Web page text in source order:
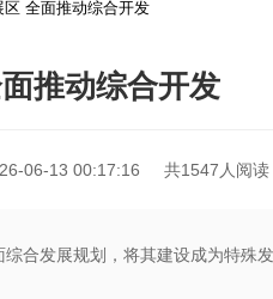
全面推动综合开发
推动综合开发
06-13 00:17:16 共1547人阅读
合发展规划，将其建设成为特殊